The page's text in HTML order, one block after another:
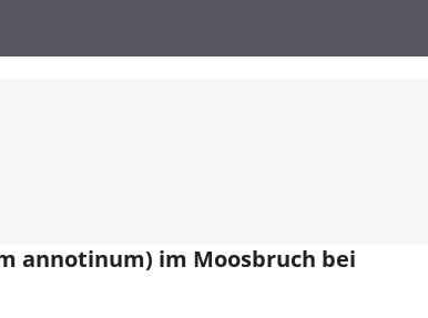
annotinum) im Moosbruch bei